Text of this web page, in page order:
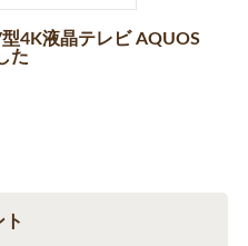
4K液晶テレビ AQUOS
た